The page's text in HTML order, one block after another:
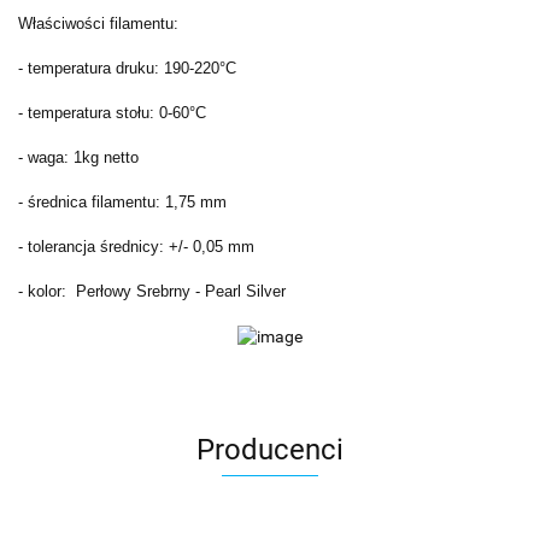
Właściwości filamentu:
- temperatura druku: 190-220°C
- temperatura stołu: 0-60°C
- waga: 1kg netto
- średnica filamentu: 1,75 mm
- tolerancja średnicy: +/- 0,05 mm
- kolor: Perłowy Srebrny - Pearl Silver
Producenci